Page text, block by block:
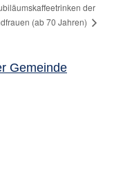
der
(ab 70 Jahren)
Gemeinde